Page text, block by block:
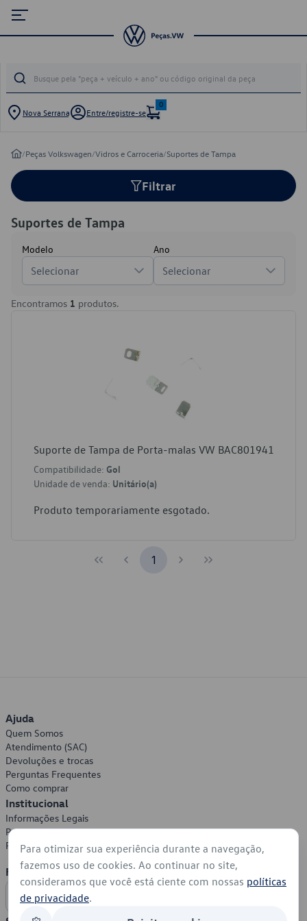
Nova Serrana Entre/registre-se
0
/Peças Volkswagen/Vidros e Carroceria/Suportes de Tampa
Filtrar
Suportes de Tampa
Modelo
Selecionar
Ano
Selecionar
Encontramos 1 produtos.
Suporte de Tampa de Porta-malas VW BAC801941
Compatibilidade: Gol
Unidade de venda: Unitário(a)
Produto temporariamente esgotado.
1
Ajuda
Quem Somos
Atendimento (SAC)
Devoluções e trocas
Perguntas Frequentes
Como comprar
Institucional
Informações Legais
Política de Privacidade
Política de Cookies
Formas de Pagamento
Para otimizar sua experiência durante a navegação,
fazemos uso de cookies. Ao continuar no site,
consideramos que você está ciente com nossas políticas
de privacidade.